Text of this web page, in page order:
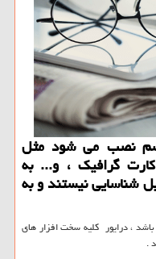
نصب می شود مثل
گرافیك ، و... به
شناسایی نیستند و به
، درایور کلیه سخت افزار های
.